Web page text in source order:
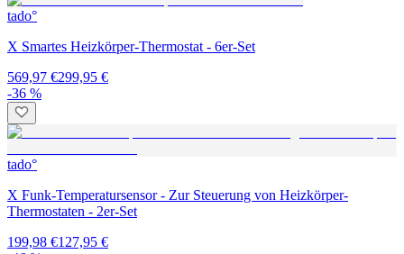
tado°
X Smartes Heizkörper-Thermostat - 6er-Set
569,97 €299,95 €
-36 %
tado°
X Funk-Temperatursensor - Zur Steuerung von Heizkörper-
Thermostaten - 2er-Set
199,98 €127,95 €